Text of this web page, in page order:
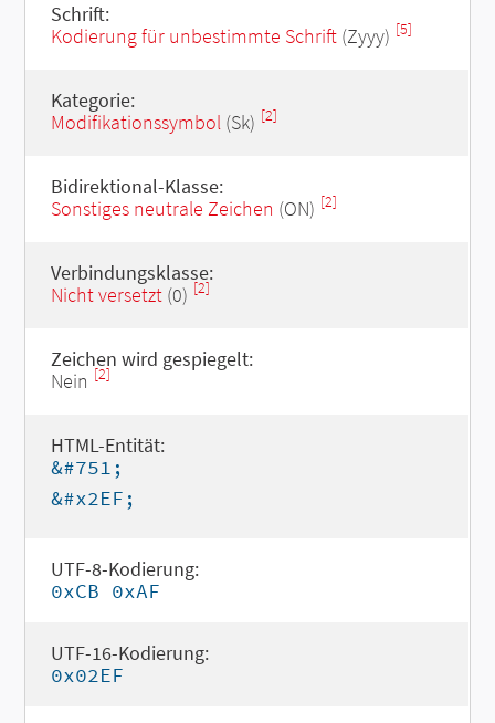
Schrift:
Kodierung für unbestimmte Schrift(Zyyy) [5]
Kategorie:
Modifikationssymbol(Sk) [2]
Bidirektional-Klasse:
Sonstiges neutrale Zeichen (ON) [2]
Verbindungsklasse:
Nicht versetzt(0) [2]
Zeichen wird gespiegelt:
Nein [2]
HTML-Entität:
&#751;
&#x2EF;
UTF-8-Kodierung:
0xCB 0xAF
UTF-16-Kodierung:
0x02EF